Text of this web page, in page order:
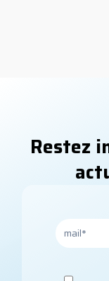
Restez